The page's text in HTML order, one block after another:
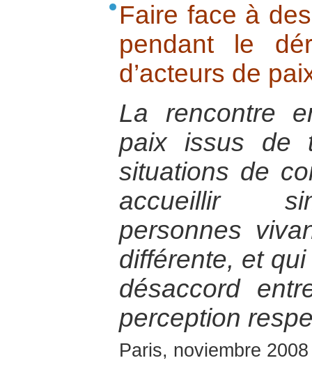
Faire face à
pendant le
d’acteurs de
La rencontre
paix issus de
situations de
accueillir
personnes
différente, et
désaccord
perception
Paris, noviembre 2008